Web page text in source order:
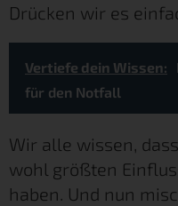
Drücken wir es
Vertiefe dein Wissen:
für den Notfall
Wir alle wissen,
wohl größten
haben. Und nun